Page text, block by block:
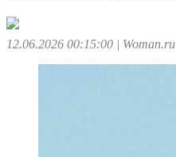
12.06.2026 00:15:00 | Woman.ru